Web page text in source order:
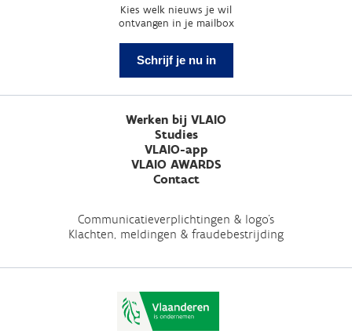
Kies welk nieuws je wil
ontvangen in je mailbox
Schrijf je nu in
Werken bij VLAIO
Studies
VLAIO-app
VLAIO AWARDS
Contact
Communicatieverplichtingen & logo's
Klachten, meldingen & fraudebestrijding